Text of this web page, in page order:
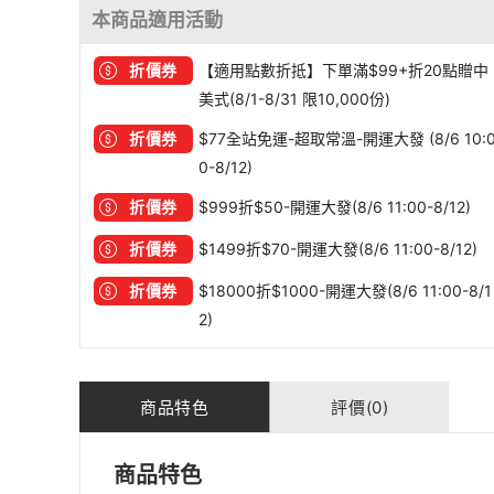
本商品適用活動
折價券
【適用點數折抵】下單滿$99+折20點贈中
美式(8/1-8/31 限10,000份)
折價券
$77全站免運-超取常溫-開運大發 (8/6
0-8/12)
折價券 $999折$50-開運大發(8/6 11:00-8/12)
折價券 $1499折$70-開運大發(8/6 11:00-8/12)
折價券
$18000折$1000-開運大發(8/6 11:00-8/1
2)
商品特色 評價(0)
商品特色